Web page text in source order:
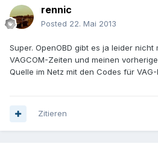
rennic
Posted 22. Mai 2013
Super. OpenOBD gibt es ja leider
VAGCOM-Zeiten und meinen
Quelle im Netz mit den Codes für
Zitieren